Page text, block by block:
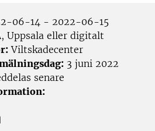
06-14 - 2022-06-15
Uppsala eller digitalt
Viltskadecenter
3 juni 2022
senare